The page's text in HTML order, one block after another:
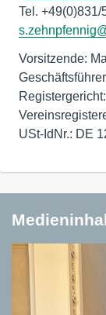
Tel. +49(0)831/
Vorsitzende:
USt-IdNr.: DE